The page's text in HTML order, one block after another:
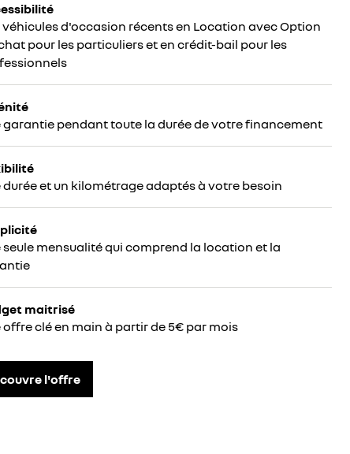
véhicules d'occasion récents en Location avec Option
pour les particuliers et en crédit-bail pour les
garantie pendant toute la durée de votre financement
durée et un kilométrage adaptés à votre besoin
seule mensualité qui comprend la location et la
maitrisé
offre clé en main à partir de 5€ par mois
l'offre